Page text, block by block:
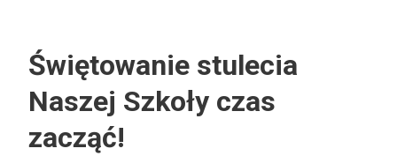
Świętowanie stulecia
Naszej Szkoły czas
zacząć!